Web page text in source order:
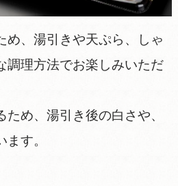
め、湯引きや天ぷら、しゃ
調理方法でお楽しみいただ
め、湯引き後の白さや、
す。